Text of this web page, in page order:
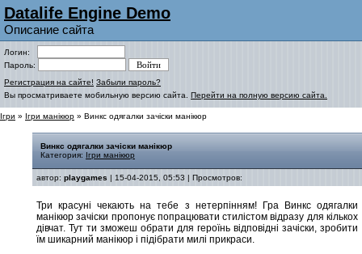
Datalife Engine Demo
Описание сайта
Логин:
Пароль:
Регистрация на сайте! Забыли пароль?
Вы просматриваете мобильную версию сайта. Перейти на полную версию сайта.
Ігри » Ігри манікюр » Винкс одягалки зачіски манікюр
Винкс одягалки зачіски манікюр
Категория: Ігри манікюр
автор: playgames | 15-04-2015, 05:53 | Просмотров:
Три красуні чекають на тебе з нетерпінням! Гра Винкс одягалки
манікюр зачіски пропонує попрацювати стилістом відразу для кількох
дівчат. Тут ти зможеш обрати для героїнь відповідні зачіски, зробити
їм шикарний манікюр і підібрати милі прикраси.